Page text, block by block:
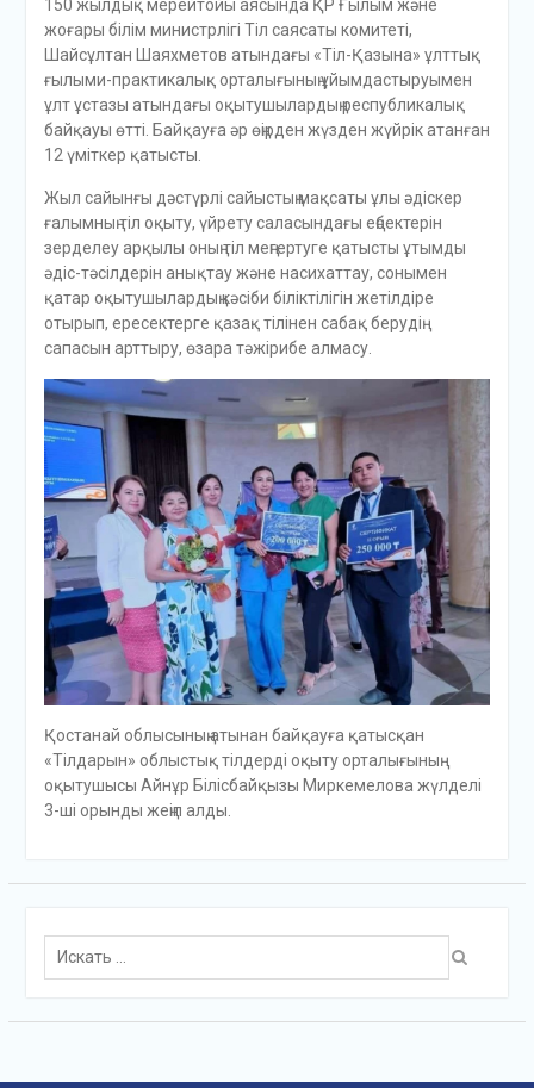
150 жылдық мерейтойы аясында ҚР Ғылым және
жоғары білім министрлігі Тіл саясаты комитеті,
Шайсұлтан Шаяхметов атындағы «Тіл-Қазына» ұлттық
ғылыми-практикалық орталығының ұйымдастыруымен
ұлт ұстазы атындағы оқытушылардың республикалық
байқауы өтті. Байқауға әр өңірден жүзден жүйрік атанған
12 үміткер қатысты.
Жыл сайынғы дәстүрлі сайыстың мақсаты ұлы әдіскер
ғалымның тіл оқыту, үйрету саласындағы еңбектерін
зерделеу арқылы оның тіл меңгертуге қатысты ұтымды
әдіс-тәсілдерін анықтау және насихаттау, сонымен
қатар оқытушылардың кәсіби біліктілігін жетілдіре
отырып, ересектерге қазақ тілінен сабақ берудің
сапасын арттыру, өзара тәжірибе алмасу.
Қостанай облысының атынан байқауға қатысқан
«Тілдарын» облыстық тілдерді оқыту орталығының
оқытушысы Айнұр Білісбайқызы Миркемелова жүлделі
3-ші орынды жеңіп алды.
Поиск
для: